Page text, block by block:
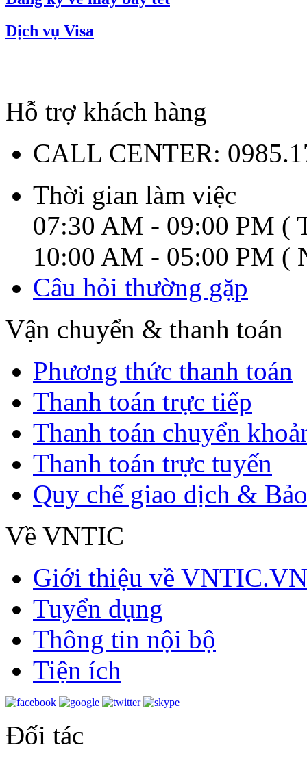
Dịch vụ Visa
Hỗ trợ khách hàng
CALL CENTER:
Thời gian làm việc
07:30 AM - 09:00 PM (
10:00 AM - 05:00 PM (
Câu hỏi thường gặp
Vận chuyển & thanh toán
Phương thức thanh toán
Thanh toán trực tiếp
Thanh toán chuyển
Thanh toán trực tuyến
Quy chế giao dịch &
Về VNTIC
Giới thiệu về VNTIC.VN
Tuyển dụng
Thông tin nội bộ
Tiện ích
Đối tác